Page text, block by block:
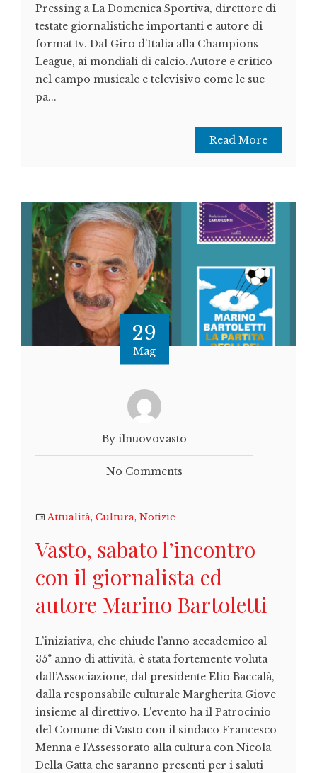
Pressing a La Domenica Sportiva, direttore di
testate giornalistiche importanti e autore di
format tv. Dal Giro d’Italia alla Champions
League, ai mondiali di calcio. Autore e critico
nel campo musicale e televisivo come le sue
pa...
Read More
29
Mag
By ilnuovovasto
No Comments
Attualità, Cultura, Notizie
Vasto, sabato l’incontro
con il giornalista ed
autore Marino Bartoletti
L’iniziativa, che chiude l’anno accademico al
35° anno di attività, è stata fortemente voluta
dall’Associazione, dal presidente Elio Baccalà,
dalla responsabile culturale Margherita Giove
insieme al direttivo. L’evento ha il Patrocinio
del Comune di Vasto con il sindaco Francesco
Menna e l’Assessorato alla cultura con Nicola
Della Gatta che saranno presenti per i saluti